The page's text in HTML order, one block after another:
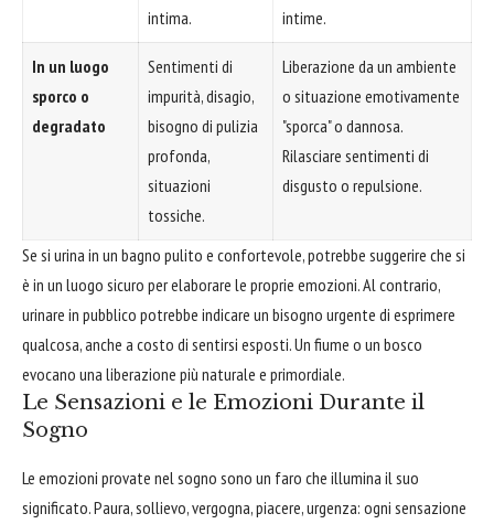
intima.
intime.
In un luogo
sporco o
degradato
Sentimenti di
impurità, disagio,
bisogno di pulizia
profonda,
situazioni
tossiche.
Liberazione da un ambiente
o situazione emotivamente
"sporca" o dannosa.
Rilasciare sentimenti di
disgusto o repulsione.
Se si urina in un bagno pulito e confortevole, potrebbe suggerire che si
è in un luogo sicuro per elaborare le proprie emozioni. Al contrario,
urinare in pubblico potrebbe indicare un bisogno urgente di esprimere
qualcosa, anche a costo di sentirsi esposti. Un fiume o un bosco
evocano una liberazione più naturale e primordiale.
Le Sensazioni e le Emozioni Durante il
Sogno
Le emozioni provate nel sogno sono un faro che illumina il suo
significato. Paura, sollievo, vergogna, piacere, urgenza: ogni sensazione